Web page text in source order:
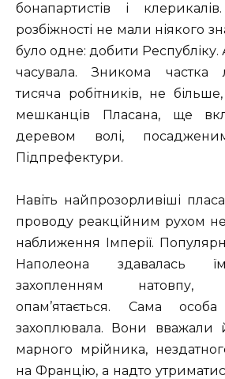
бонапартистів і
розбіжності не мали ніякого
було одне: добити Республіку.
часувала. Зникома частка
тисяча робітників, не
мешканців Пласана, ще
деревом волі,
Підпрефектури.
Навіть найпрозорливіші
проводу реакційним рухом
наближення Імперії.
Наполеона здавалась
захопленням
опам’ятається. Сама
захоплювала. Вони вважали
марного мрійника,
на Францію, а надто